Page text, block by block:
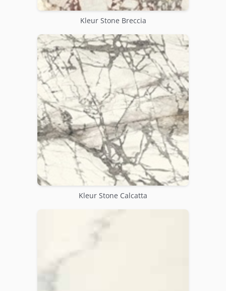
Kleur Stone Breccia
Kleur Stone Calcatta